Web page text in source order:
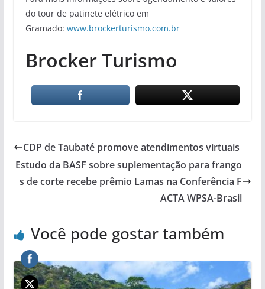
do tour de patinete elétrico em
Gramado: www.brockerturismo.com.br
Brocker Turismo
CDP de Taubaté promove atendimentos virtuais
Estudo da BASF sobre suplementação para frango
s de corte recebe prêmio Lamas na Conferência F
ACTA WPSA-Brasil
Você pode gostar também